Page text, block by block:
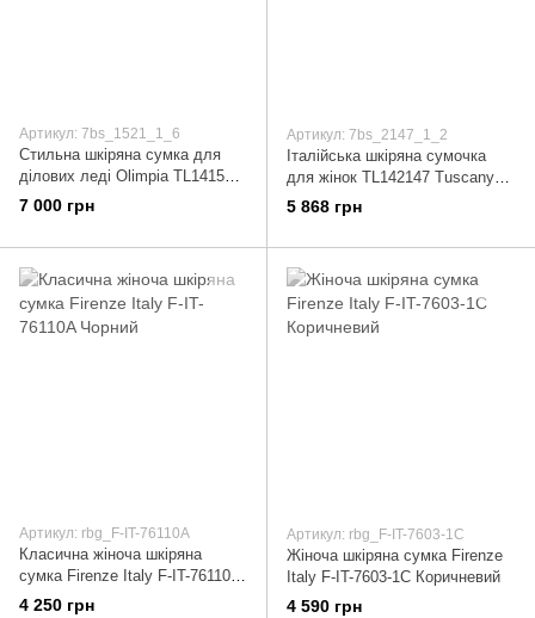
Артикул: 7bs_1521_1_6
Стильна шкіряна сумка для
ділових леді Olimpia TL141521
- малий розмір (Коньяк)
7 000 грн
Артикул: 7bs_2147_1_2
Італійська шкіряна сумочка
для жінок TL142147 Tuscany
(Чорний)
5 868 грн
Артикул: rbg_F-IT-76110A
Класична жіноча шкіряна
сумка Firenze Italy F-IT-76110A
Чорний
4 250 грн
Артикул: rbg_F-IT-7603-1C
Жіноча шкіряна сумка Firenze
Italy F-IT-7603-1C Коричневий
4 590 грн